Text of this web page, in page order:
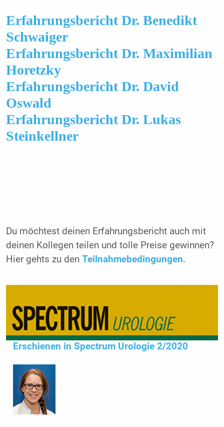
Erfahrungsbericht Dr. Benedikt
Schwaiger
Erfahrungsbericht Dr. Maximilian
Horetzky
Erfahrungsbericht Dr. David
Oswald
Erfahrungsbericht Dr. Lukas
Steinkellner
Du möchtest deinen Erfahrungsbericht auch mit
deinen Kollegen teilen und tolle Preise gewinnen?
Hier gehts zu den Teilnahmebedingungen.
Erschienen in Spectrum Urologie 2/2020